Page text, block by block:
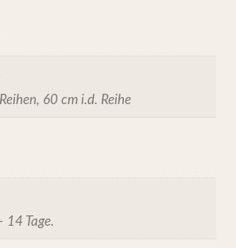
60 cm i.d. Reihe
14 Tage.